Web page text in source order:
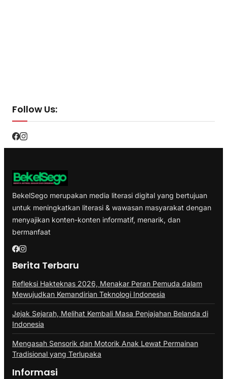
Follow Us:
BekelSego merupakan media literasi digital yang bertujuan
untuk meningkatkan literasi & wawasan masyarakat dengan
menyajikan konten-konten informatif, menarik, dan
bermanfaat
Berita Terbaru
Refleksi Hakteknas 2026, Menakar Peran Pemuda dalam
Mewujudkan Kemandirian Teknologi Indonesia
Jejak Sejarah, Melihat Kembali Masa Penjajahan Belanda di
Indonesia
Mengasah Sensorik dan Motorik Anak Lewat Permainan
Tradisional yang Terlupaka
Informasi